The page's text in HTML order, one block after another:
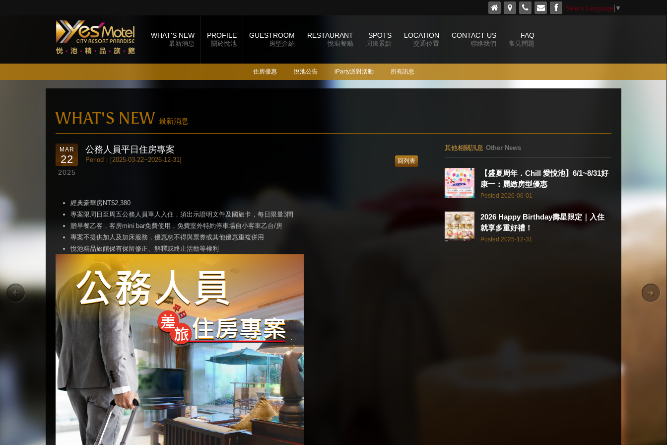
Select Language ▼
WHAT'S NEW
最新消息
住房優惠 悅池公告 iParty派對活動 所有訊息
PROFILE
關於悅池
GUESTROOM
房型介紹
RESTAURANT
悅廚餐廳
SPOTS
周邊景點
LOCATION
交通位置
CONTACT US
聯絡我們
FAQ
常見問題
WHAT'S NEW 最新消息
MAR
22
2025
公務人員平日住房專案
Period：[2025-03-22~2026-12-31] 回列表
經典豪華房NT$2,380
專案限周日至周五公務人員單人入住，須出示證明文件及國旅卡，每日限量3間
贈早餐乙客，客房mini bar免費使用，免費室外特約停車場自小客車乙台/房
專案不提供加人及加床服務，優惠恕不得與票券或其他優惠重複併用
悅池精品旅館保有保留修正、解釋或終止活動等權利
其他相關訊息 Other News
【盛夏周年．Chill 愛悅池】6/1~8/31好
康一：麗緻房型優惠
Posted 2026-06-01
2026 Happy Birthday壽星限定｜入住
就享多重好禮！
Posted 2025-12-31